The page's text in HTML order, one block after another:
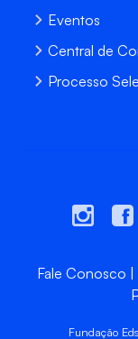
Eventos
Central de
Processo
Fale Conosco
Fundação